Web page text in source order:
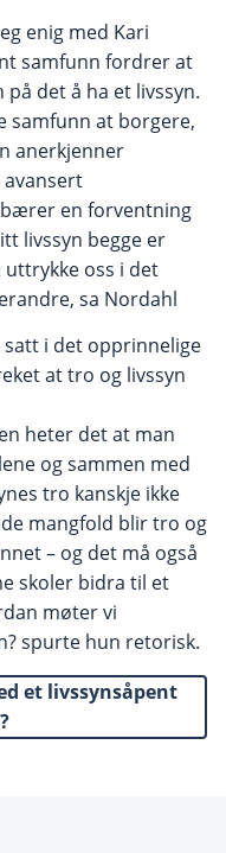
enig med Kari
samfunn fordrer at
det å ha et livssyn.
samfunn at borgere,
anerkjenner
avansert
en forventning
livssyn begge er
oss i det
sa Nordahl
satt i det opprinnelige
at tro og livssyn
heter det at man
og sammen med
tro kanskje ikke
mangfold blir tro og
– og det må også
skoler bidra til et
møter vi
spurte hun retorisk.
et livssynsåpent